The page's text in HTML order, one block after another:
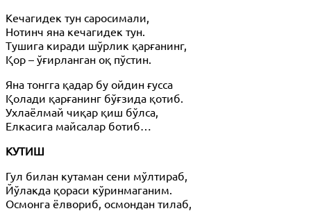
Кечагидек тун саросимали,
Нотинч яна кечагидек тун.
Тушига киради шўрлик қарғанинг,
Қор – ўғирланган оқ пўстин.
Яна тонгга қадар бу ойдин ғусса
Қолади қарғанинг бўғзида қотиб.
Ухлаёлмай чиқар қиш бўлса,
Елкасига майсалар ботиб…
КУТИШ
Гул билан кутаман сени мўлтираб,
Йўлакда қораси кўринмаганим.
Осмонга ёлвориб, осмондан тилаб,